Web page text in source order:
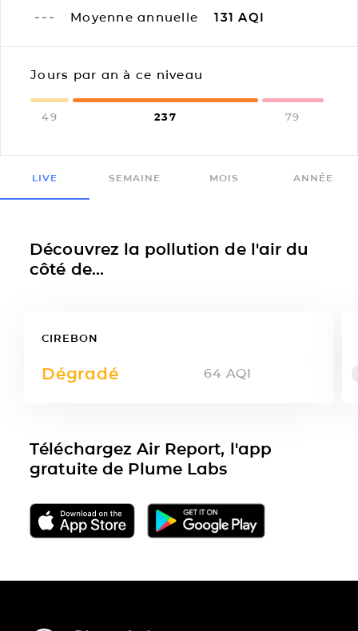
Moyenne annuelle 131 AQI
Jours par an à ce niveau
49 237 79
LIVE SEMAINE MOIS ANNÉE
Découvrez la pollution de l'air du
côté de...
CIREBON
Dégradé 64 AQI
Téléchargez Air Report, l'app
gratuite de Plume Labs